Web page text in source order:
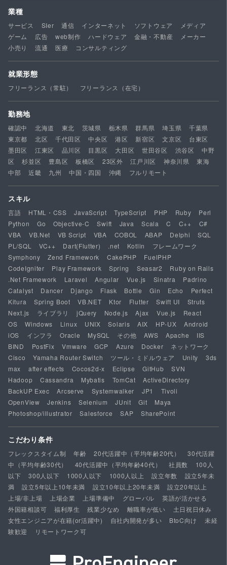
業種
サービス SIer 通信 インターネット ソフトウェア
メディア
ゲーム
広告 web制作 ハードウェア 金融・不動産
メーカー
小売り
流通 医療 コンサルティング
就業形態
フリーランス（常駐） フリーランス（在宅）
勤務地
確認中 北海道 東北 茨城県 栃木県 群馬県 埼玉県
千葉県
東京都
北区 千代田区 中央区 港区 新宿区 文京区
台東区
墨田区
江東区 品川区 目黒区 大田区 世田谷区 渋谷区
中野
区
杉並区 豊島区 板橋区 23区外 江戸川区 神奈川県
東海
中部
近畿 九州 中国・四国 沖縄 フルリモート
スキル
言語 HTML・CSS JavaScript TypeScript PHP Ruby
Perl
Python
Go Objective-C Swift Java Scala C C++
C#
VBA
VB.Net VB Script VBA COBOL ABAP Delphi
SQL
PL/SQL
VC++ Dart(Flutter) .net Kotlin
フレームワーク
Symphony
Zend Framework CakePHP
FuelPHP
CodeIgniter
Play Framework Spring Seasar2
Ruby on Rails
.Net Framework
Laravel Angular Vue.js Sinatra
Padrino
Catalyst
Dancer Django Flask Bottle Gin Echo
Perfect
Kitura
Spring Boot VB.NET Ktor Flutter Swift UI
Struts
Next.js
ライブラリ jQuery Node.js Ajax Vue.js
React
OS
Windows Linux UNIX Solaris AIX HP-UX
Android
iOS
インフラ Oracle MySQL その他 AWS Apache
IIS
BIND
PostFix Vmware GCP Azure Docker
ネットワーク
Cisco
Yamaha Router Switch ツール・ミドルウェア Unity
3ds
max
after effects Cocos2d-x Eclipse GitHub
SVN
Hadoop
Cassandra Mybatis TomCat
ActiveDirectory
BackUP Exec
Arcserve Systemwalker JP1
Tivoli
OpenView
Jenkins Selenium JUnit Git
Maya
Photoshop/illustrator
Salesforce SAP SharePoint
こだわり条件
フレックスタイム制 年齢 20代活躍中（平均年齢20代）
30代活躍
中（平均年齢30代）
40代活躍中（平均年齢40代） 社員数
100人
以下
300人以下 1000人以下 1000人以上 設立年数
設立5年未
満
設立5年以上10年未満 設立10年以上20年未満
設立20年以上
上場/非上場
上場企業 上場準備中 グローバル
英語が活かせる
外国籍相談可
福利厚生 残業少なめ 離職率が低い
土日祝日休み
女性エンジニアが在籍(or活躍中)
自社内開発が多い BtoC向け
未経
験歓迎
リモートワーク可